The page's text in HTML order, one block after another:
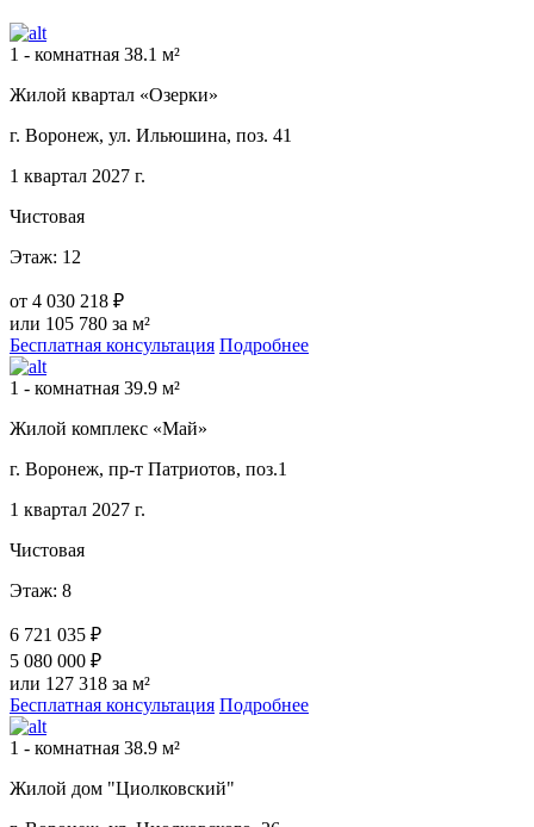
1 - комнатная 38.1 м²
Жилой квартал «Озерки»
г. Воронеж, ул. Ильюшина, поз. 41
1 квартал 2027 г.
Чистовая
Этаж: 12
от 4 030 218 ₽
или 105 780 за м²
Бесплатная консультация Подробнее
1 - комнатная 39.9 м²
Жилой комплекс «Май»
г. Воронеж, пр-т Патриотов, поз.1
1 квартал 2027 г.
Чистовая
Этаж: 8
6 721 035 ₽
5 080 000 ₽
или 127 318 за м²
Бесплатная консультация Подробнее
1 - комнатная 38.9 м²
Жилой дом "Циолковский"